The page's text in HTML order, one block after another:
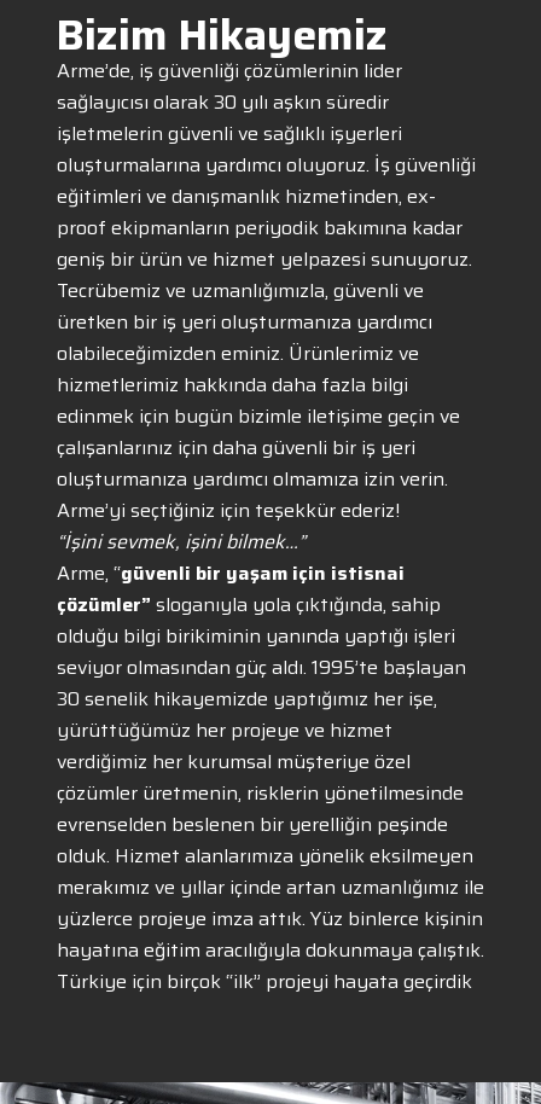
Bizim Hikayemiz
Arme’de, iş güvenliği çözümlerinin lider
sağlayıcısı olarak 30 yılı aşkın süredir
işletmelerin güvenli ve sağlıklı işyerleri
oluşturmalarına yardımcı oluyoruz. İş güvenliği
eğitimleri ve danışmanlık hizmetinden, ex-
proof ekipmanların periyodik bakımına kadar
geniş bir ürün ve hizmet yelpazesi sunuyoruz.
Tecrübemiz ve uzmanlığımızla, güvenli ve
üretken bir iş yeri oluşturmanıza yardımcı
olabileceğimizden eminiz. Ürünlerimiz ve
hizmetlerimiz hakkında daha fazla bilgi
edinmek için bugün bizimle iletişime geçin ve
çalışanlarınız için daha güvenli bir iş yeri
oluşturmanıza yardımcı olmamıza izin verin.
Arme’yi seçtiğiniz için teşekkür ederiz!
“İşini sevmek, işini bilmek…”
Arme, “güvenli bir yaşam için istisnai
çözümler” sloganıyla yola çıktığında, sahip
olduğu bilgi birikiminin yanında yaptığı işleri
seviyor olmasından güç aldı. 1995’te başlayan
30 senelik hikayemizde yaptığımız her işe,
yürüttüğümüz her projeye ve hizmet
verdiğimiz her kurumsal müşteriye özel
çözümler üretmenin, risklerin yönetilmesinde
evrenselden beslenen bir yerelliğin peşinde
olduk. Hizmet alanlarımıza yönelik eksilmeyen
merakımız ve yıllar içinde artan uzmanlığımız ile
yüzlerce projeye imza attık. Yüz binlerce kişinin
hayatına eğitim aracılığıyla dokunmaya çalıştık.
Türkiye için birçok “ilk” projeyi hayata geçirdik